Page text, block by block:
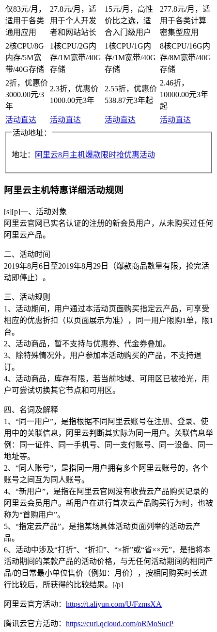
仅83元/月，
适用于各类
通用应用
27.8元/月，适
用于个人开发
者和网站站长
15元/月，高性
价比之选，适
合入门级用户
277.8元/月，适
用于各类计算
密集型应用
2核CPU/8G
内存/5M宽
带/40G存储
1核CPU/2G内
存/1M宽带/40G
存储
1核CPU/1G内
存/1M宽带/40G
存储
8核CPU/16G内
存/8M宽带/40G
存储
2折，优惠价
3000.00元/3
年
2.3折，优惠价
1000.00元3年
2.55折，优惠价
538.87元3年起
2.46折，
10000.00元3年
起
活动直达
活动直达 活动直达
活动直达
活动地址：
地址： 阿里云8月主机爆款限时抢优惠活动
阿里云主机特惠详细活动规则
[s][p]一、活动对象
阿里云官网已实名认证的注册的新会员用户，从未购买过任何
阿里云产品。
二、活动时间
2019年8月6日至2019年8月29日（爆款商品数量有限，抢完活
动即停止）。
三、活动规则
1、活动期间，用户通过本活动页面购买指定云产品，可享受
相应的优惠折扣（以页面展示为准），同一用户限购1单，限1
台。
2、活动商品，暂不支持与优惠券、代金券叠加。
3、除特殊情况外，用户参加本活动购买的产品，不支持退
订。
4、活动商品，库存有限，若当前地域、可用区已被抢光，用
户可尝试切换其它节点和可用区。
四、名词及解释
1、“同一用户”，是指根据不同阿里云账号在注册、登录、使
用中的关联信息，阿里云判断其实际为同一用户。关联信息举
例：同一证件、同一手机号、同一支付账号、同一设备、同一
地址等。
2、“同人账号”，是指同一用户拥有多个阿里云账号的，各个
账号之间互为同人账号。
4、“新用户”，是指在阿里云官网没有收费云产品购买记录的
阿里云会员用户。新用户在进行首次云产品购买行为时，也被
称为“首购用户”。
5、“指定云产品”，是指某场具体活动页面列举的活动云产
品。
6、活动中涉及“打折”、“折扣”、“×折”或“省××元”，是指将本
活动期间的某款产品的活动价格，与无任何活动期间的相同产
品/的日常最小单位售价（例如：月价），按相同购买时长进
行比较后，所获得的比较结果。[/p]
阿里云官方活动： https://t.aliyun.com/U/FzmsXA
腾讯云官方活动： https://curl.qcloud.com/oRMoSucP